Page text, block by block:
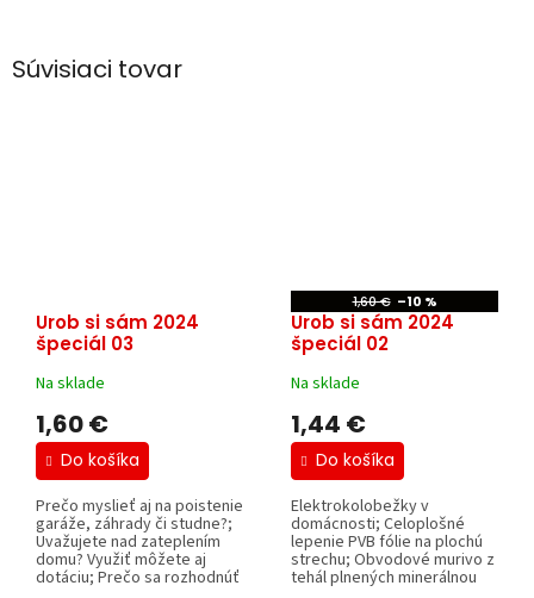
Súvisiaci tovar
Urob si sám 2024
špeciál 03
Na sklade
1,60 €
Do košíka
Prečo myslieť aj na poistenie
garáže, záhrady či studne?;
Uvažujete nad zateplením
domu? Využiť môžete aj
dotáciu; Prečo sa rozhodnúť
1,60 € –10 %
Urob si sám 2024
špeciál 02
Na sklade
1,44 €
Do košíka
Elektrokolobežky v
domácnosti; Celoplošné
lepenie PVB fólie na plochú
strechu; Obvodové murivo z
tehál plnených minerálnou